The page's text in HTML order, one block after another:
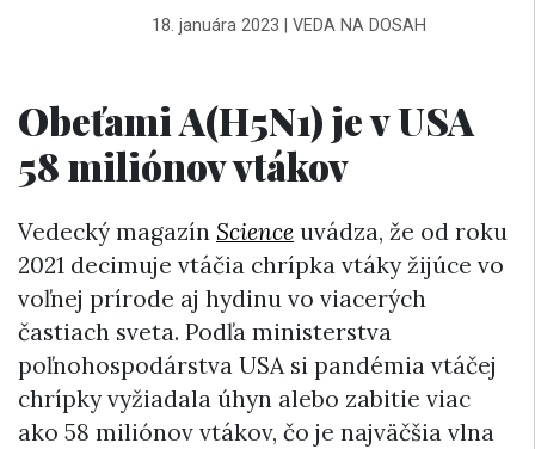
18. januára 2023 VEDA NA DOSAH
Obeťami A(H5N1) je v USA
58 miliónov vtákov
Vedecký magazín Science uvádza, že od roku
2021 decimuje vtáčia chrípka vtáky žijúce vo
voľnej prírode aj hydinu vo viacerých
častiach sveta. Podľa ministerstva
poľnohospodárstva USA si pandémia vtáčej
chrípky vyžiadala úhyn alebo zabitie viac
ako 58 miliónov vtákov, čo je najväčšia vlna